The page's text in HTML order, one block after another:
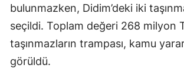
bulunmazken, Didim’deki iki
seçildi. Toplam değeri 268 milyon
taşınmazların trampası, kamu
görüldü.